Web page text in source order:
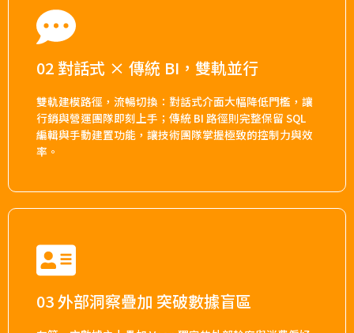
02 對話式 × 傳統 BI，雙軌並行
雙軌建模路徑，流暢切換：對話式介面大幅降低門檻，讓
行銷與營運團隊即刻上手；傳統 BI 路徑則完整保留 SQL
編輯與手動建置功能，讓技術團隊掌握極致的控制力與效
率。
03 外部洞察疊加 突破數據盲區​